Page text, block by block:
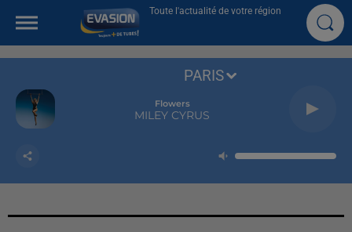
Toute l'actualité de votre région
Flowers
MILEY CYRUS
PARIS